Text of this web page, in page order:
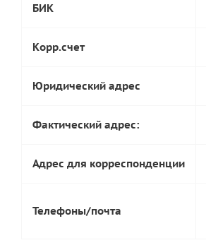
БИК
Корр.счет
Юридический адрес
Фактический адрес:
Адрес для корреспонденции
Телефоны/почта